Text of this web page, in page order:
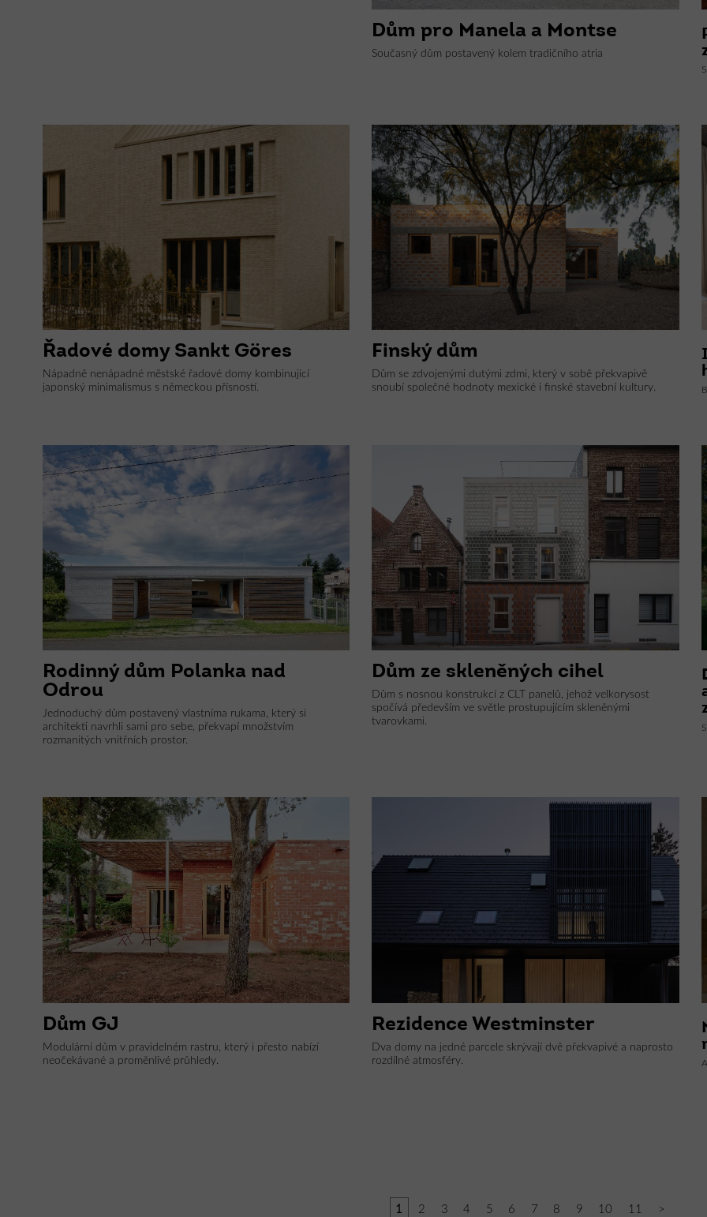
Dům pro Manela a Montse
Současný dům postavený kolem tradičního atria
Řadové domy Sankt Göres
Nápadně nenápadné městské řadové domy kombinující
japonský minimalismus s německou přísností.
Finský dům
Dům se zdvojenými dutými zdmi, který v sobě překvapivě
snoubí společné hodnoty mexické i finské stavební kultury.
Rodinný dům Polanka nad
Odrou
Jednoduchý dům postavený vlastníma rukama, který si
architekti navrhli sami pro sebe, překvapí množstvím
rozmanitých vnitřních prostor.
Dům ze skleněných cihel
Dům s nosnou konstrukcí z CLT panelů, jehož velkorysost
spočívá především ve světle prostupujícím skleněnými
tvarovkami.
Dům GJ
Modulární dům v pravidelném rastru, který i přesto nabízí
neočekávané a proměnlivé průhledy.
Rezidence Westminster
Dva domy na jedné parcele skrývají dvě překvapivé a naprosto
rozdílné atmosféry.
1 2 3 4 5 6 7 8 9 10 11 >